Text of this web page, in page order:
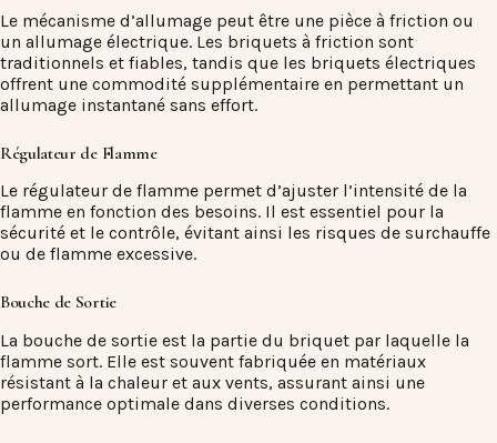
Le mécanisme d’allumage peut être une pièce à friction ou
un allumage électrique. Les briquets à friction sont
traditionnels et fiables, tandis que les briquets électriques
offrent une commodité supplémentaire en permettant un
allumage instantané sans effort.
Régulateur de Flamme
Le régulateur de flamme permet d’ajuster l’intensité de la
flamme en fonction des besoins. Il est essentiel pour la
sécurité et le contrôle, évitant ainsi les risques de surchauffe
ou de flamme excessive.
Bouche de Sortie
La bouche de sortie est la partie du briquet par laquelle la
flamme sort. Elle est souvent fabriquée en matériaux
résistant à la chaleur et aux vents, assurant ainsi une
performance optimale dans diverses conditions.